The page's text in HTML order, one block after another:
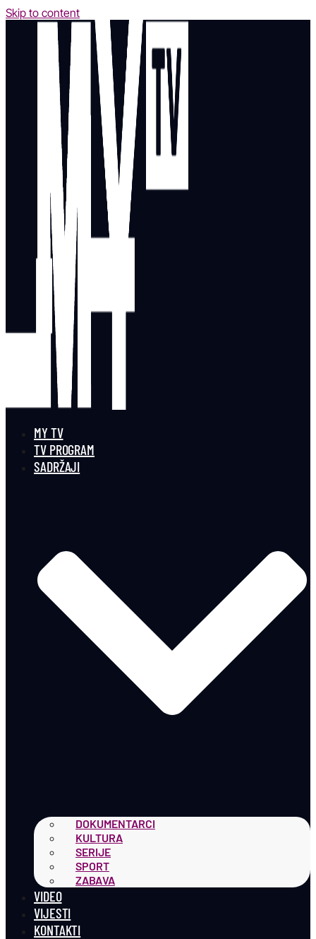
Skip to content
MY TV
TV PROGRAM
SADRŽAJI
DOKUMENTARCI
KULTURA
SERIJE
SPORT
ZABAVA
VIDEO
VIJESTI
KONTAKTI